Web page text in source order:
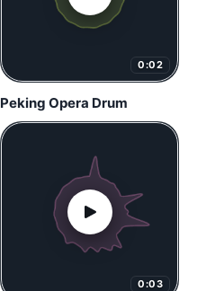
0:02
Peking Opera Drum
0:03